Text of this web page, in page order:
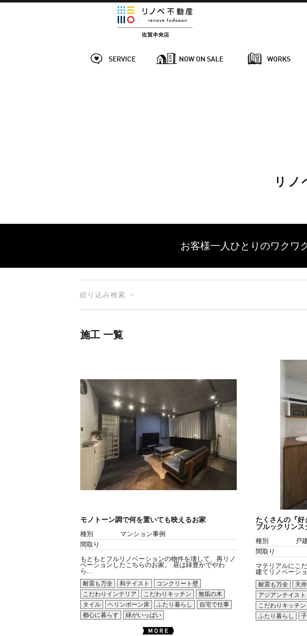
SERVICE NOW ON SALE WORKS
リノ
お客様一人ひとりのワクワ
絞り込み検索
施工 一覧
モノトーン調で何を置いても映えるお家
種別
マンション事例
間取り
もともとフルリノベーションの物件を壊して、再リノ
ベーションしたこちらのお家。 昼は緑豊かでやわ
ら...
耐震も万全
和テイスト
コンクリート壁
こだわりインテリア
こだわりキッチン
無垢の木
タイル
ヘリンボーン床 ふたり暮らし
自宅で仕事
都心に暮らす
緑がいっぱい
たくさんの『
ブルックリンス
種別
戸
間取り
マテリアルにこ
建てリノベーシ
耐震も万全
天
アジアンテイスト
こだわりキッチン
ふたり暮らし